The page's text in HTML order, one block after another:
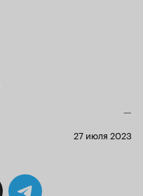
—
27 июля 2023